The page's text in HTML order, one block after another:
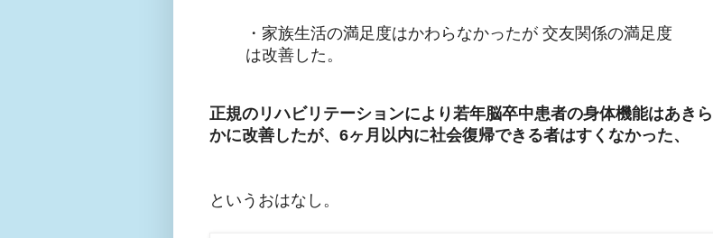
・家族生活の満足度はかわらなかったが 交友関係の満足度
は改善した。
正規のリハビリテーションにより若年脳卒中患者の身体機能はあきら
かに改善したが、6ヶ月以内に社会復帰できる者はすくなかった、
というおはなし。